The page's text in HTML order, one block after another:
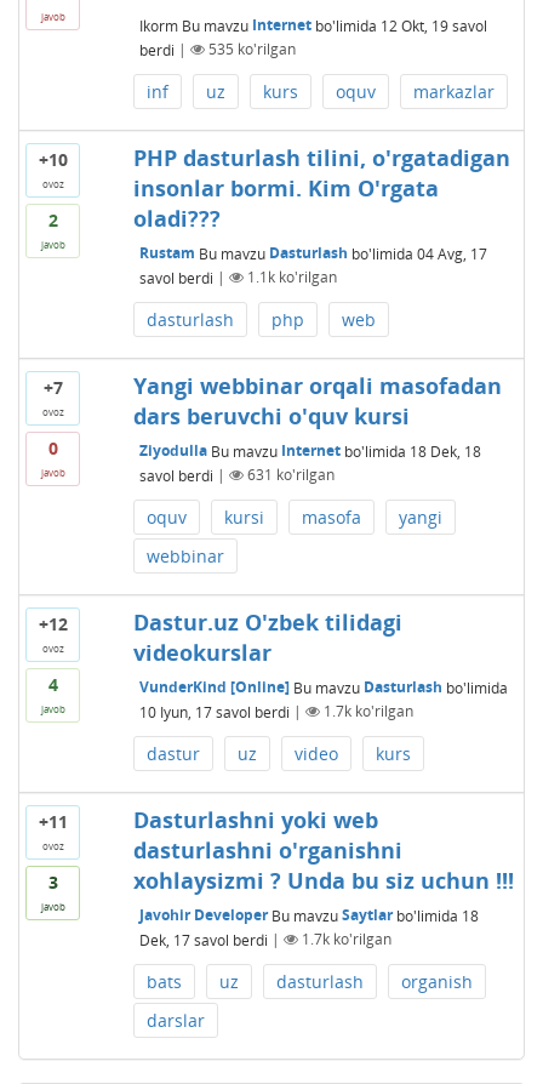
javob Ikorm Bu mavzu Internetbo'limida 12 Okt, 19 savol
berdi | 535 ko'rilgan
inf uz kurs oquv markazlar
+10
ovoz
2
javob
PHP dasturlash tilini, o'rgatadigan
insonlar bormi. Kim O'rgata
oladi???
Rustam Bu mavzu Dasturlash bo'limida 04 Avg, 17
savol berdi | 1.1kko'rilgan
dasturlash php web
+7
ovoz
0
javob
Yangi webbinar orqali masofadan
dars beruvchi o'quv kursi
Ziyodulla Bu mavzu Internetbo'limida 18 Dek, 18
savol berdi | 631 ko'rilgan
oquv kursi masofa
yangi
webbinar
+12
ovoz
4
javob
Dastur.uz O'zbek tilidagi
videokurslar
VunderKind [Online] Bu mavzu Dasturlash bo'limida
10 Iyun, 17 savol berdi | 1.7kko'rilgan
dastur uz video kurs
+11
ovoz
3
javob
Dasturlashni yoki web
dasturlashni o'rganishni
xohlaysizmi ? Unda bu siz uchun !!!
Javohir Developer Bu mavzuSaytlarbo'limida 18
Dek, 17 savol berdi | 1.7kko'rilgan
bats uz dasturlash
organish
darslar